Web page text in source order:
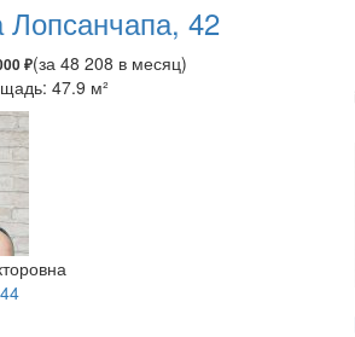
42
₽(за 48 208 в месяц)
47.9 м²